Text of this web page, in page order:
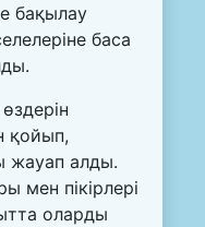
бақылау
баса
қойып,
жауап алды.
мен пікірлері
оларды